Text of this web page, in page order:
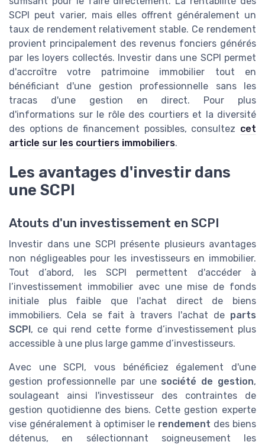
SCPI peut varier, mais elles offrent généralement un
taux de rendement relativement stable. Ce rendement
provient principalement des revenus fonciers générés
par les loyers collectés. Investir dans une SCPI permet
d'accroître votre patrimoine immobilier tout en
bénéficiant d'une gestion professionnelle sans les
tracas d'une gestion en direct. Pour plus
d'informations sur le rôle des courtiers et la diversité
des options de financement possibles, consultez cet
article sur les courtiers immobiliers.
Les avantages d'investir dans
une SCPI
Atouts d'un investissement en SCPI
Investir dans une SCPI présente plusieurs avantages
non négligeables pour les investisseurs en immobilier.
Tout d’abord, les SCPI permettent d'accéder à
l’investissement immobilier avec une mise de fonds
initiale plus faible que l'achat direct de biens
immobiliers. Cela se fait à travers l'achat de parts
SCPI , ce qui rend cette forme d’investissement plus
accessible à une plus large gamme d’investisseurs.
Avec une SCPI, vous bénéficiez également d'une
gestion professionnelle par une société de gestion,
soulageant ainsi l'investisseur des contraintes de
gestion quotidienne des biens. Cette gestion experte
vise généralement à optimiser le rendement des biens
détenus, en sélectionnant soigneusement les